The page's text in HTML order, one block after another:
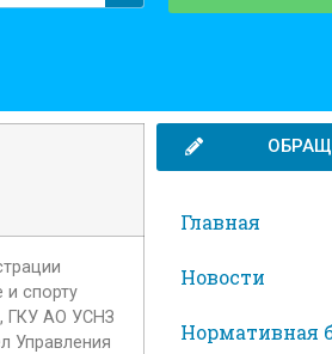
и спорту
ГКУ АО УСНЗ
Управления
Главная
Новости
Нормативная